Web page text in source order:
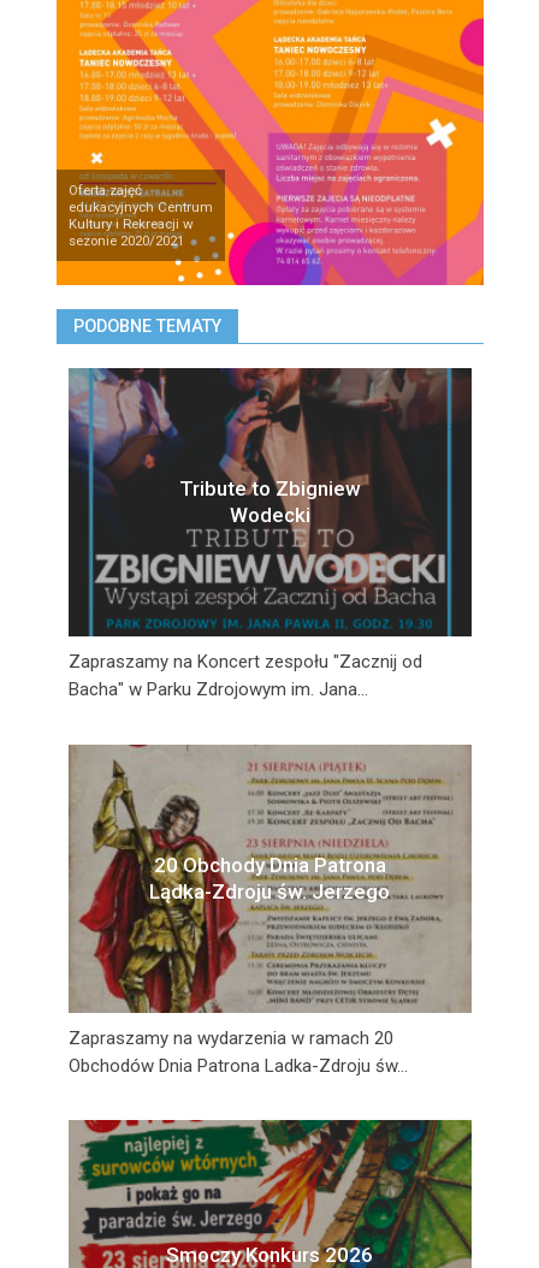
Oferta zajęć
edukacyjnych Centrum
Kultury i Rekreacji w
sezonie 2020/2021
PODOBNE TEMATY
Tribute to Zbigniew
Wodecki
Zapraszamy na Koncert zespołu "Zacznij od
Bacha" w Parku Zdrojowym im. Jana...
20 Obchody Dnia Patrona
Lądka-Zdroju św. Jerzego
Zapraszamy na wydarzenia w ramach 20
Obchodów Dnia Patrona Ladka-Zdroju św...
Smoczy Konkurs 2026